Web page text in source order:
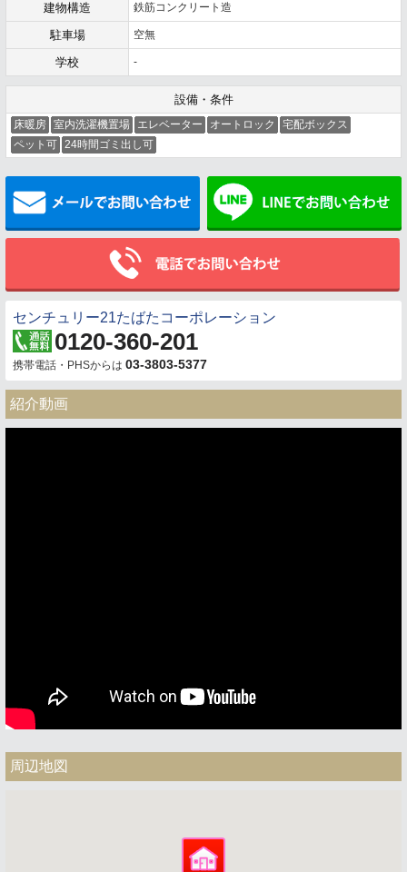
建物構造 鉄筋コンクリート造
駐車場 空無
学校 -
設備・条件
床暖房 室内洗濯機置場 エレベーター オートロック
宅配ボックス
ペット可 24時間ゴミ出し可
メールでお問い合わせ
センチュリー21たばたコーポレーション
0120-360-201
携帯電話・PHSからは 03-3803-5377
紹介動画
周辺地図